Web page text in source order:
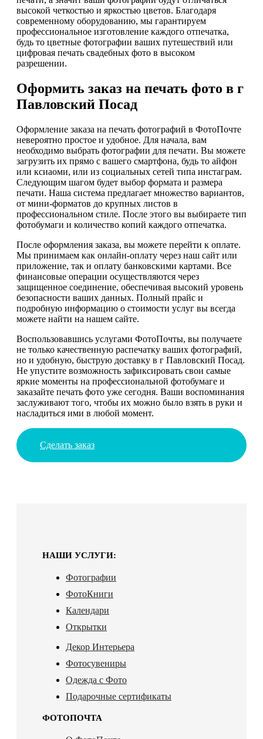
высокой четкостью и яркостью цветов. Благодаря
современному оборудованию, мы гарантируем
профессиональное изготовление каждого отпечатка,
будь то цветные фотографии ваших путешествий или
цифровая печать свадебных фото в высоком
разрешении.
Оформить заказ на печать фото в г
Павловский Посад
Оформление заказа на печать фотографий в ФотоПочте
невероятно простое и удобное. Для начала, вам
необходимо выбрать фотографии для печати. Вы можете
загрузить их прямо с вашего смартфона, будь то айфон
или ксиаоми, или из социальных сетей типа инстаграм.
Следующим шагом будет выбор формата и размера
печати. Наша система предлагает множество вариантов,
от мини-форматов до крупных листов в
профессиональном стиле. После этого вы выбираете тип
фотобумаги и количество копий каждого отпечатка.
После оформления заказа, вы можете перейти к оплате.
Мы принимаем как онлайн-оплату через наш сайт или
приложение, так и оплату банковскими картами. Все
финансовые операции осуществляются через
защищенное соединение, обеспечивая высокий уровень
безопасности ваших данных. Полный прайс и
подробную информацию о стоимости услуг вы всегда
можете найти на нашем сайте.
Воспользовавшись услугами ФотоПочты, вы получаете
не только качественную распечатку ваших фотографий,
но и удобную, быструю доставку в г Павловский Посад.
Не упустите возможность зафиксировать свои самые
яркие моменты на профессиональной фотобумаге и
заказайте печать фото уже сегодня. Ваши воспоминания
заслуживают того, чтобы их можно было взять в руки и
насладиться ими в любой момент.
Сделать заказ
НАШИ УСЛУГИ:
Фотографии
ФотоКниги
Календари
Открытки
Декор Интерьера
Фотосувениры
Одежда с Фото
Подарочные сертификаты
ФОТОПОЧТА